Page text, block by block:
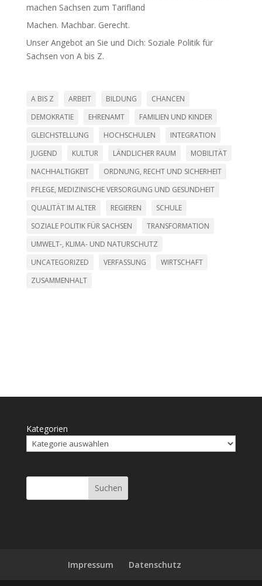
machen Sachsen zum Tarifland
Machen. Machbar. Gerecht.
Unser Angebot an Sie und Dich: Soziale Politik für
Sachsen von A bis Z.
A BIS Z ARBEIT BILDUNG
CHANCEN
DEMOKRATIE
EHRENAMT
FAMILIEN UND KINDER
GLEICHSTELLUNG
HOCHSCHULEN
INTEGRATION
JUGEND
KULTUR LÄNDLICHER RAUM
MOBILITÄT
NACHHALTIGKEIT
ORDNUNG, RECHT UND SICHERHEIT
PFLEGE, MEDIZINISCHE VERSORGUNG UND GESUNDHEIT
QUALITÄT IM ALTER
REGIEREN
SCHULE
SOZIALE POLITIK FÜR SACHSEN
TRANSFORMATION
UMWELT-, KLIMA- UND NATURSCHUTZ
UNCATEGORIZED
VERFASSUNG
WIRTSCHAFT
ZUSAMMENHALT
Kategorien
Suchen
Impressum Daten­schutz